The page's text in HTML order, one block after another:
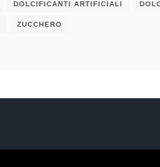
DOLCIFICANTI ARTIFICIALI
ZUCCHERO